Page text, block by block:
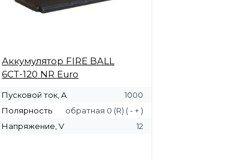
Аккумулятор FIRE BALL
6СТ-120 NR Euro
Пусковой ток, A
1000
Полярность
обратная 0 (R) ( - + )
Напряжение, V
12